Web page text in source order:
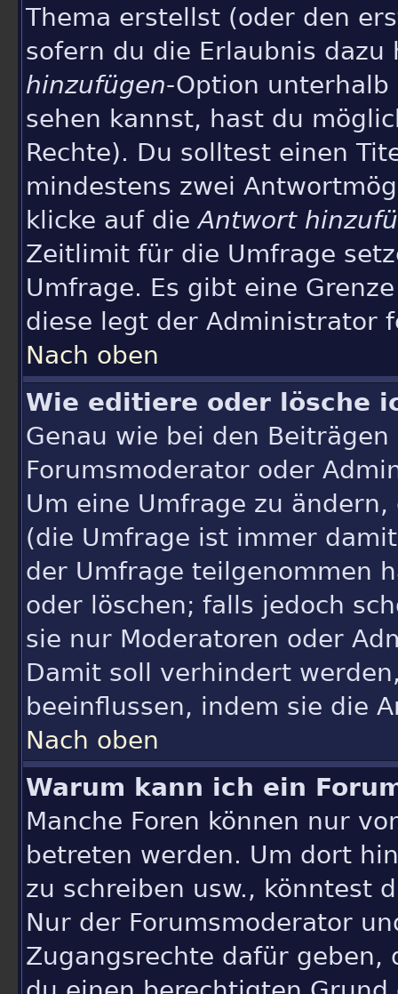
Thema erstellst (oder den
sofern du die Erlaubnis
hinzufügen-Option unterhalb
sehen kannst, hast du
Rechte). Du solltest einen
mindestens zwei
klicke auf dieAntwort
Zeitlimit für die Umfrage
Umfrage. Es gibt eine
diese legt der Administrator
Nach oben
Wie editiere oder lösche
Genau wie bei den
Forumsmoderator oder
Um eine Umfrage zu
(die Umfrage ist immer
der Umfrage teilgenommen
oder löschen; falls jedoch
sie nur Moderatoren oder
Damit soll verhindert
beeinflussen, indem sie die
Nach oben
Warum kann ich ein
Manche Foren können nur
betreten werden. Um dort
zu schreiben usw., könntest
Nur der Forumsmoderator
Zugangsrechte dafür